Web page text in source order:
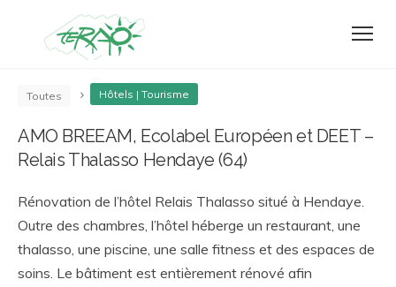
Toutes Hôtels | Tourisme
AMO BREEAM, Ecolabel Européen et DEET –
Relais Thalasso Hendaye (64)
Rénovation de l’hôtel Relais Thalasso situé à Hendaye.
Outre des chambres, l’hôtel héberge un restaurant, une
thalasso, une piscine, une salle fitness et des espaces de
soins. Le bâtiment est entièrement rénové afin